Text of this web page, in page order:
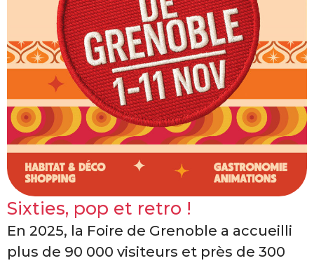
Sixties, pop et retro !
En 2025, la Foire de Grenoble a accueilli
plus de 90 000 visiteurs et près de 300